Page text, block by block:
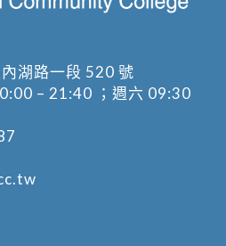
湖路一段 520 號
– 21:40 ；週六 09:30